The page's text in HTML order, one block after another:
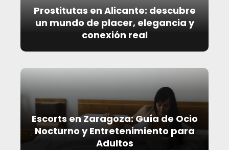
Prostitutas en Alicante: descubre
un mundo de placer, elegancia y
conexión real
Escorts en Zaragoza: Guía de Ocio
Nocturno y Entretenimiento para
Adultos